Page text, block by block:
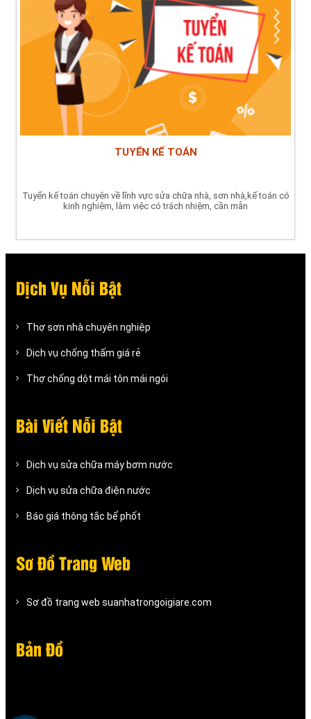
TUYỂN KẾ TOÁN
Tuyển kế toán chuyên về lĩnh vực sửa chữa nhà, sơn nhà,kế toán có
kinh nghiệm, làm việc có trách nhiệm, cần mẫn
Dịch Vụ Nỗi Bật
Thợ sơn nhà chuyên nghiệp
Dịch vụ chống thấm giá rẻ
Thợ chống dột mái tôn mái ngói
Bài Viết Nỗi Bật
Dịch vụ sửa chữa máy bơm nước
Dịch vụ sửa chữa điện nước
Báo giá thông tắc bể phốt
Sơ Đồ Trang Web
Sơ đồ trang web suanhatrongoigiare.com
Bản Đồ